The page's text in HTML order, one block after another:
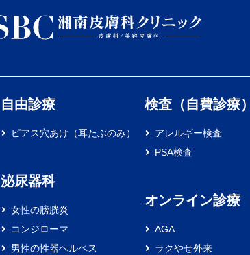
自由診療
ピアス穴あけ（耳たぶのみ）
泌尿器科
女性の膀胱炎
コンジローマ
男性の性器ヘルペス
検査（自費診療
アレルギー検査
PSA検査
オンライン診療
AGA
ラクやせ外来